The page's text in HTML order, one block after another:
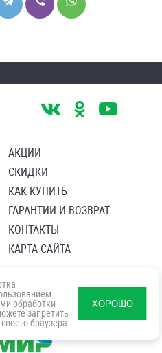
АКЦИИ
СКИДКИ
КАК КУПИТЬ
ГАРАНТИИ И ВОЗВРАТ
КОНТАКТЫ
КАРТА САЙТА
данных
персональных данны
обработки
запретить
браузера.
ХОРОШО